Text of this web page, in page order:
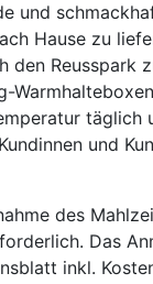
und
Hause zu
den Reusspark
täglich
und
des
Das
inkl.